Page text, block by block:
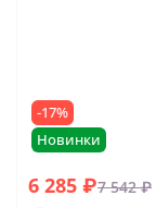
Новинки
-17%
6 285 ₽7 542 ₽